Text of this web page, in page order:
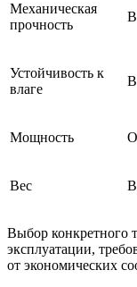
Механическая
прочность
Устойчивость к
влаге
Мощность
Вес
Выбор конкретного
эксплуатации,
от экономических